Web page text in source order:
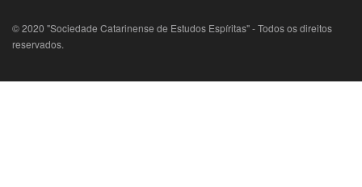
© 2020 "Sociedade Catarinense de Estudos Espíritas" - Todos os direitos
reservados.